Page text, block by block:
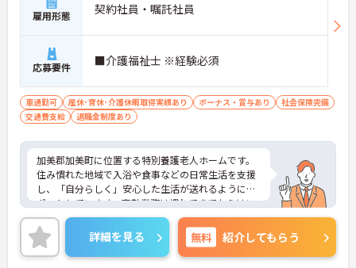
雇用形態 契約社員・嘱託社員
応募要件 ■介護福祉士 ※経験必須
車通勤可 産休･育休･介護休暇取得実績あり ボーナス・賞与あり
社会保険完備
交通費支給
退職金制度あり
加美郡加美町に位置する特別養護老人ホームです。
住み慣れた地域で入浴や食事などの日常生活を支援
し、「自分らしく」安心した生活が送れるようにサ
ポートしています。夜勤業務は慣れてきてからはい
っていただきｋます。正社員登用制度もあり、長く
お勤めいただける環境です。ご興味ある方には、面
接対策ポイントなど、さらに詳細をお話しいたしま
すのでお気軽にご相談ください！
詳細を見る 無料 紹介してもらう